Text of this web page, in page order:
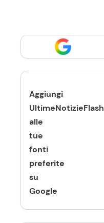
Aggiungi
UltimeNotizieFlash
alle
tue
fonti
preferite
su
Google